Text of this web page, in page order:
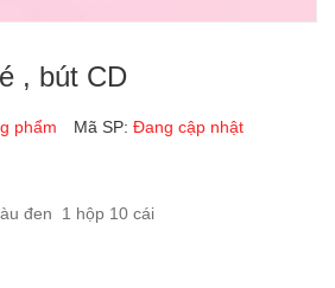
, bút CD
phẩm Mã SP: Đang cập nhật
đen 1 hộp 10 cái